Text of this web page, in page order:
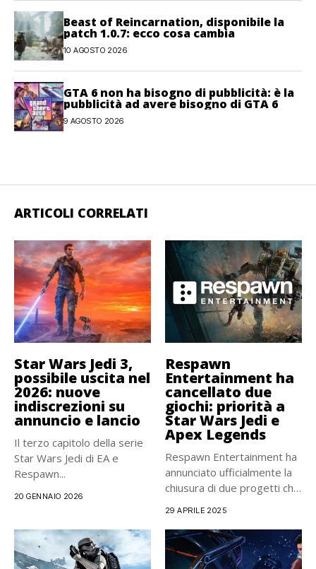
Beast of Reincarnation, disponibile la
patch 1.0.7: ecco cosa cambia
10 AGOSTO 2026
GTA 6 non ha bisogno di pubblicità: è la
pubblicità ad avere bisogno di GTA 6
9 AGOSTO 2026
ARTICOLI CORRELATI
Star Wars Jedi 3,
possibile uscita nel
2026: nuove
indiscrezioni su
annuncio e lancio
Il terzo capitolo della serie
Star Wars Jedi di EA e
Respawn...
20 GENNAIO 2026
Respawn
Entertainment ha
cancellato due
giochi: priorità a
Star Wars Jedi e
Apex Legends
Respawn Entertainment ha
annunciato ufficialmente la
chiusura di due progetti che
29 APRILE 2025